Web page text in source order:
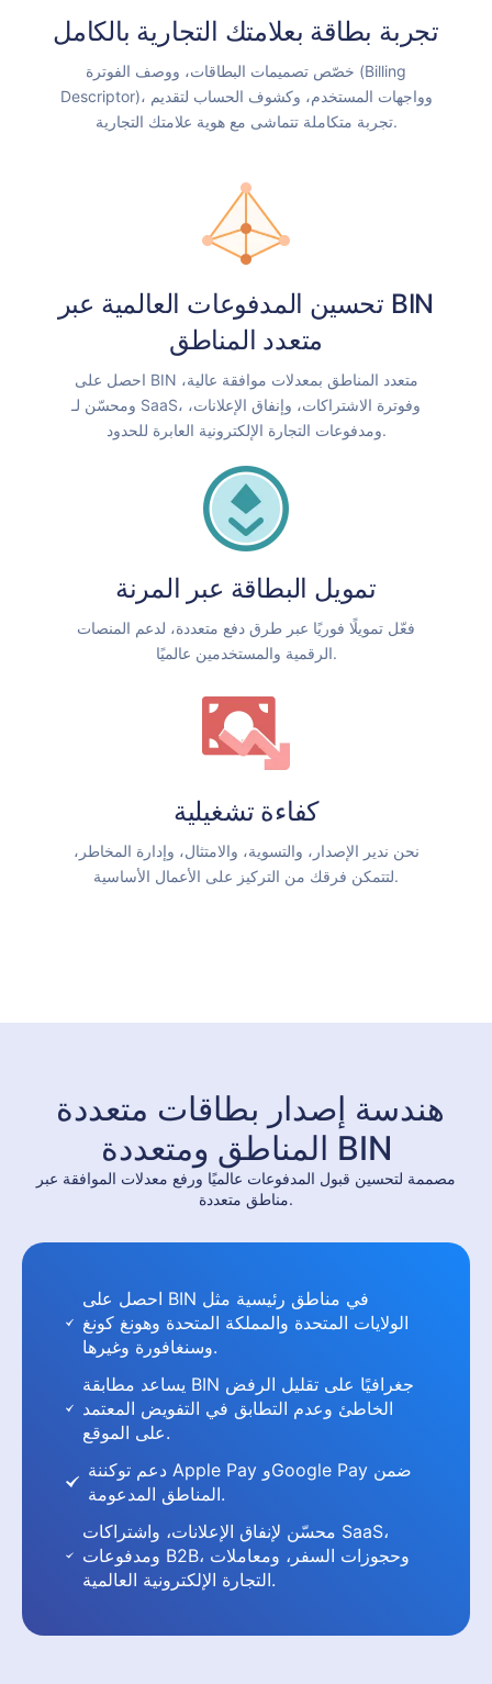
تجربة بطاقة بعلامتك التجارية بالكامل
خصّص تصميمات البطاقات، ووصف الفوترة (Billing
Descriptor)، وواجهات المستخدم، وكشوف الحساب لتقديم
تجربة متكاملة تتماشى مع هوية علامتك التجارية.
تحسين المدفوعات العالمية عبر BIN
متعدد المناطق
احصل على BIN متعدد المناطق بمعدلات موافقة عالية،
ومحسّن لـ SaaS، وفوترة الاشتراكات، وإنفاق الإعلانات،
ومدفوعات التجارة الإلكترونية العابرة للحدود.
تمويل البطاقة عبر المرنة
فعّل تمويلًا فوريًا عبر طرق دفع متعددة، لدعم المنصات
الرقمية والمستخدمين عالميًا.
كفاءة تشغيلية
نحن ندير الإصدار، والتسوية، والامتثال، وإدارة المخاطر،
لتتمكن فرقك من التركيز على الأعمال الأساسية.
المناطق ومتعددة BIN
مصممة لتحسين قبول المدفوعات عالميًا ورفع معدلات الموافقة عبر
مناطق متعددة.
احصل على BIN في مناطق رئيسية مثل
الولايات المتحدة والمملكة المتحدة وهونغ كونغ
وسنغافورة وغيرها.
يساعد مطابقة BIN جغرافيًا على تقليل الرفض
الخاطئ وعدم التطابق في التفويض المعتمد
على الموقع.
دعم توكننة Apple Pay وGoogle Pay ضمن
المناطق المدعومة.
محسّن لإنفاق الإعلانات، واشتراكات SaaS،
ومدفوعات B2B، وحجوزات السفر، ومعاملات
التجارة الإلكترونية العالمية.